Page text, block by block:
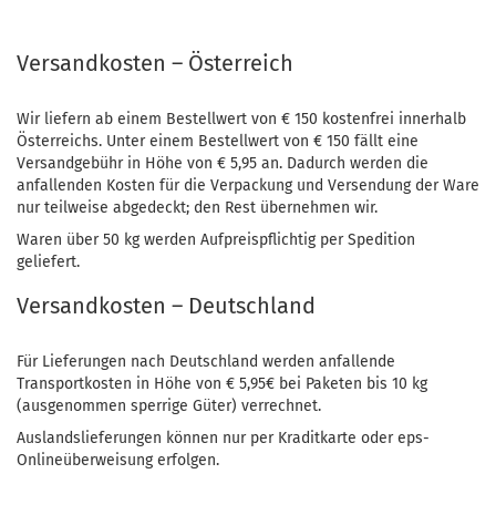
Versandkosten – Österreich
Wir liefern ab einem Bestellwert von € 150 kostenfrei innerhalb
Österreichs. Unter einem Bestellwert von € 150 fällt eine
Versandgebühr in Höhe von € 5,95 an. Dadurch werden die
anfallenden Kosten für die Verpackung und Versendung der Ware
nur teilweise abgedeckt; den Rest übernehmen wir.
Waren über 50 kg werden Aufpreispflichtig per Spedition
geliefert.
Versandkosten – Deutschland
Für Lieferungen nach Deutschland werden anfallende
Transportkosten in Höhe von € 5,95€ bei Paketen bis 10 kg
(ausgenommen sperrige Güter) verrechnet.
Auslandslieferungen können nur per Kraditkarte oder eps-
Onlineüberweisung erfolgen.